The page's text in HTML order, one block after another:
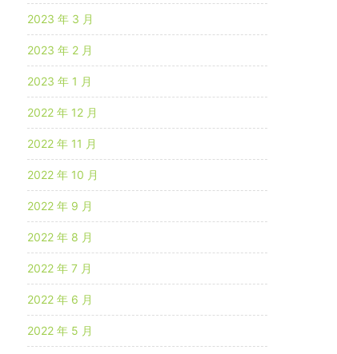
2023 年 3 月
2023 年 2 月
2023 年 1 月
2022 年 12 月
2022 年 11 月
2022 年 10 月
2022 年 9 月
2022 年 8 月
2022 年 7 月
2022 年 6 月
2022 年 5 月